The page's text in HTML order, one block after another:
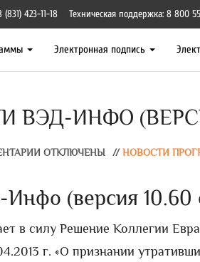
423-11-18 Техническая поддержка: 8 800
Электронная подпись
ВЭД-ИНФО
ОТКЛЮЧЕНЫ // НОВОСТИ
(версия 10.60
в силу Решение Коллегии
г. «О признании